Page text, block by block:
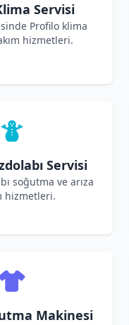
Servisi
Profilo klima
hizmetleri.
Servisi
soğutma ve arıza
hizmetleri.
Makinesi